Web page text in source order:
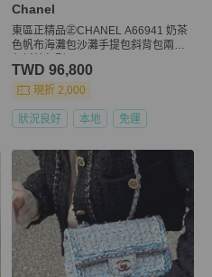
Chanel
東區正精品㊣CHANEL A66941 奶茶
色帆布海灘包沙灘手提包斜背包兩用
TWD 96,800
現折 2,000
狀況良好 本地 免運